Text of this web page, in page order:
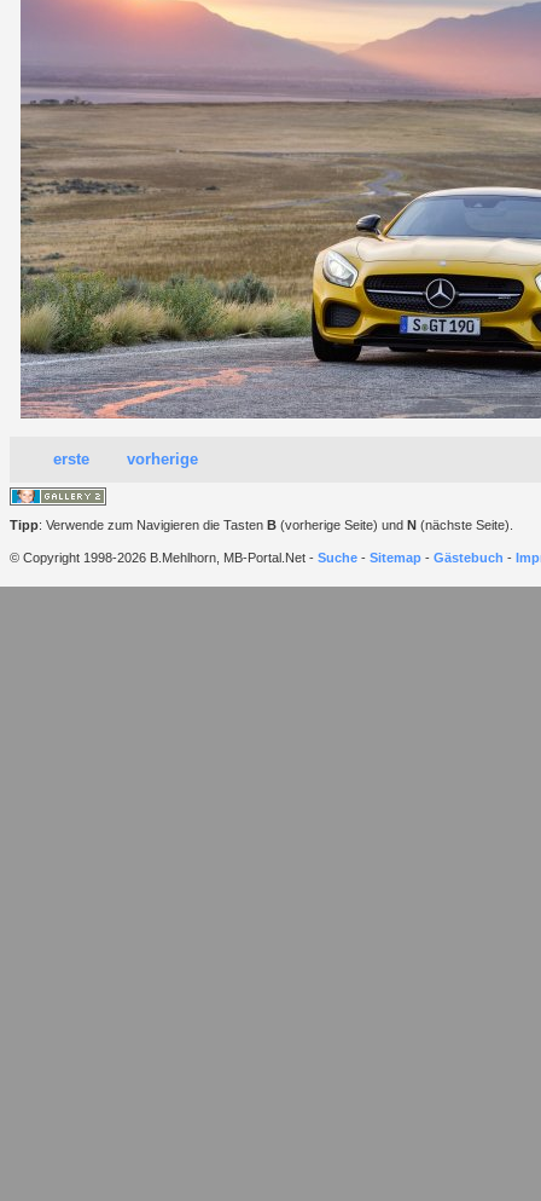
erste vorherige
Tipp: Verwende zum Navigieren die Tasten B (vorherige Seite) und N (nächste Seite).
© Copyright 1998-2026 B.Mehlhorn, MB-Portal.Net - Suche - Sitemap - Gästebuch -